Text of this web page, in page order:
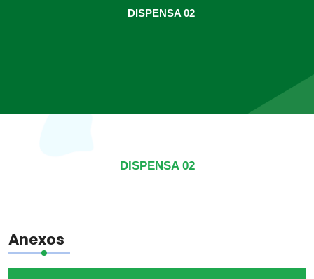
DISPENSA 02
DISPENSA 02
Anexos